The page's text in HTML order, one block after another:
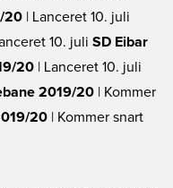
20 | Lanceret 10. juli
10. juli SD Eibar
20 | Lanceret 10. juli
2019/20 | Kommer
20 | Kommer snart